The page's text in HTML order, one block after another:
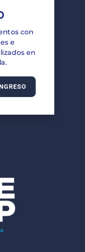
con
e
en